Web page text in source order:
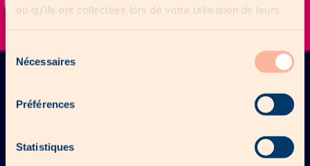
ou qu'ils ont collectées lors de votre utilisation de leurs
Sélection
Nécessaires
Préférences
Statistiques